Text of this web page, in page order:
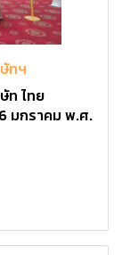
ทฯ
ท ไทย
มกราคม พ.ศ.